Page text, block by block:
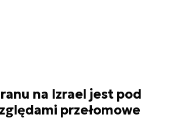
na Izrael jest pod
przełomowe